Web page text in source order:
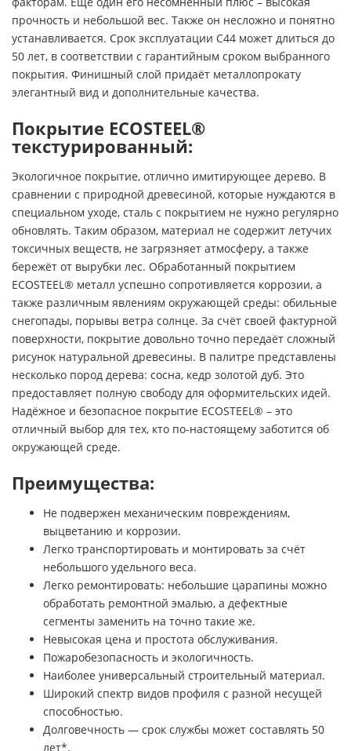
прочность и небольшой вес. Также он несложно и понятно
устанавливается. Срок эксплуатации С44 может длиться до
50 лет, в соответствии с гарантийным сроком выбранного
покрытия. Финишный слой придаёт металлопрокату
элегантный вид и дополнительные качества.
Покрытие ECOSTEEL®
текстурированный:
Экологичное покрытие, отлично имитирующее дерево. В
сравнении с природной древесиной, которые нуждаются в
специальном уходе, сталь с покрытием не нужно регулярно
обновлять. Таким образом, материал не содержит летучих
токсичных веществ, не загрязняет атмосферу, а также
бережёт от вырубки лес. Обработанный покрытием
ECOSTEEL® металл успешно сопротивляется коррозии, а
также различным явлениям окружающей среды: обильные
снегопады, порывы ветра солнце. За счёт своей фактурной
поверхности, покрытие довольно точно передаёт сложный
рисунок натуральной древесины. В палитре представлены
несколько пород дерева: сосна, кедр золотой дуб. Это
предоставляет полную свободу для оформительских идей.
Надёжное и безопасное покрытие ECOSTEEL® – это
отличный выбор для тех, кто по-настоящему заботится об
окружающей среде.
Преимущества:
Не подвержен механическим повреждениям,
выцветанию и коррозии.
Легко транспортировать и монтировать за счёт
небольшого удельного веса.
Легко ремонтировать: небольшие царапины можно
обработать ремонтной эмалью, а дефектные
сегменты заменить на точно такие же.
Невысокая цена и простота обслуживания.
Пожаробезопасность и экологичность.
Наиболее универсальный строительный материал.
Широкий спектр видов профиля с разной несущей
способностью.
Долговечность — срок службы может составлять 50
лет*.